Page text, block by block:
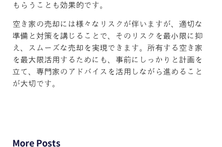
もらうことも効果的です。
空き家の売却には様々なリスクが伴いますが、適切な
準備と対策を講じることで、そのリスクを最小限に抑
え、スムーズな売却を実現できます。所有する空き家
を最大限活用するためにも、事前にしっかりと計画を
立て、専門家のアドバイスを活用しながら進めること
が大切です。
More Posts